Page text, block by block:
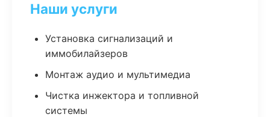
Наши услуги
Установка сигнализаций и
иммобилайзеров
Монтаж аудио и мультимедиа
Чистка инжектора и топливной
системы